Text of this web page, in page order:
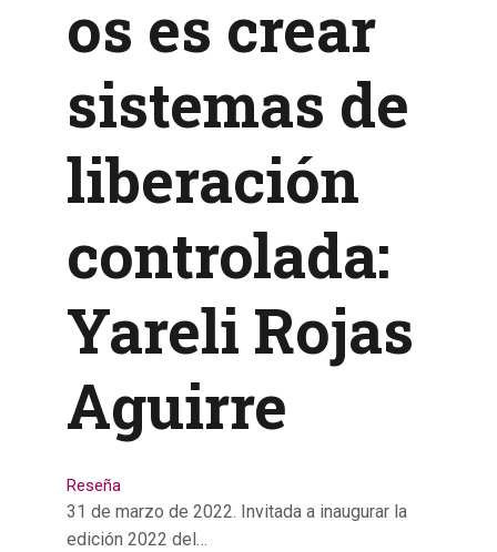
os es crear
sistemas de
liberación
controlada:
Yareli Rojas
Aguirre
Reseña
31 de marzo de 2022. Invitada a inaugurar la
edición 2022 del…